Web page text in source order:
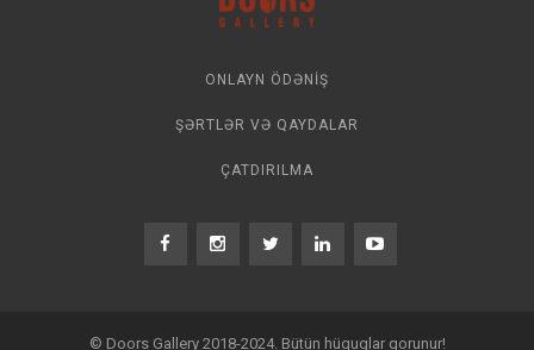
ONLAYN ÖDƏNIŞ
ŞƏRTLƏR VƏ QAYDALAR
ÇATDIRILMA
© Doors Gallery 2018-2024. Bütün hüquqlar qorunur!